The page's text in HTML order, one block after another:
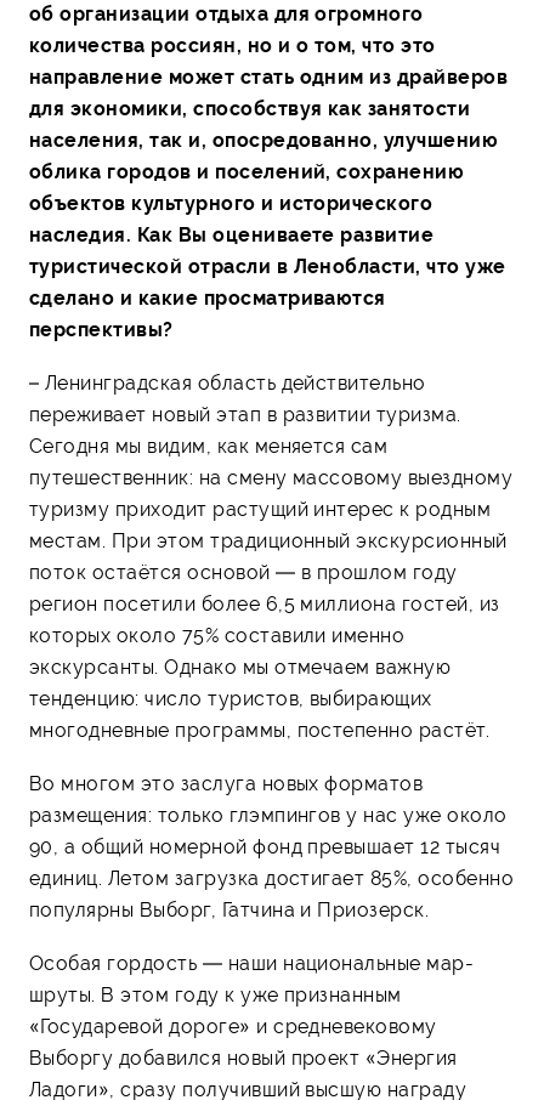
об организации отдыха для огромного
количества россиян, но и о том, что это
направление может стать одним из драйверов
для экономики, способствуя как занятости
населения, так и, опосредованно, улучшению
облика городов и поселений, сохранению
объектов культурного и исторического
наследия. Как Вы оцениваете развитие
туристической отрасли в Ленобласти, что уже
сделано и какие просматриваются
перспективы?
– Ленинградская область действительно
переживает новый этап в развитии туризма.
Сегодня мы видим, как меняется сам
путешественник: на смену массовому выездному
туризму приходит растущий интерес к родным
местам. При этом традиционный экскурсионный
поток остаётся основой — в прошлом году
регион посетили более 6,5 миллиона гостей, из
которых около 75% составили именно
экскурсанты. Однако мы отмечаем важную
тенденцию: число туристов, выбирающих
многодневные программы, постепенно растёт.
Во многом это заслуга новых форматов
размещения: только глэмпингов у нас уже около
90, а общий номерной фонд превышает 12 тысяч
единиц. Летом загрузка достигает 85%, особенно
популярны Выборг, Гатчина и Приозерск.
Особая гордость — наши национальные мар­
шруты. В этом году к уже признанным
«Государевой дороге» и средневековому
Выборгу добавился новый проект «Энергия
Ладоги», сразу получивший высшую награду